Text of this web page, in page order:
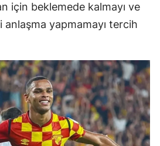
için beklemede kalmayı ve
yapmamayı tercih